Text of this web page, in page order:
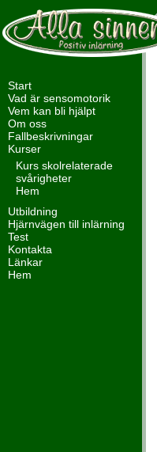
Start
Vad är sensomotorik
Vem kan bli hjälpt
Om oss
Fallbeskrivningar
Kurser
Kurs skolrelaterade
svårigheter
Hem
Utbildning
Hjärnvägen till inlärning
Test
Kontakta
Länkar
Hem